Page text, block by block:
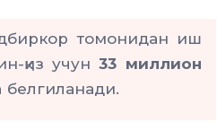
томонидан иш
қиз учун33 миллион